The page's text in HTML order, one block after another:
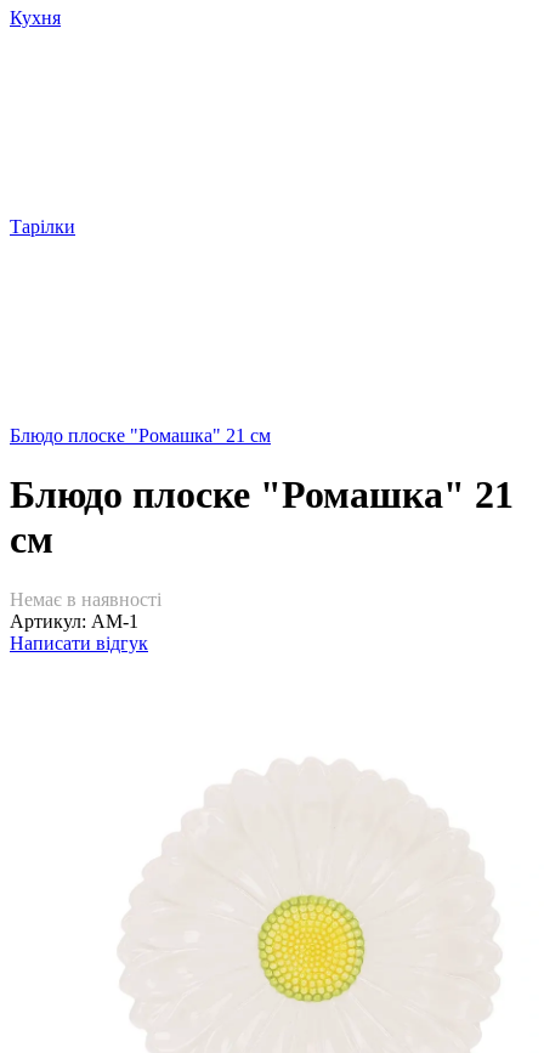
Кухня
Тарілки
Блюдо плоске "Ромашка" 21 см
Блюдо плоске "Ромашка" 21
см
Немає в наявності
Артикул: АМ-1
Написати відгук